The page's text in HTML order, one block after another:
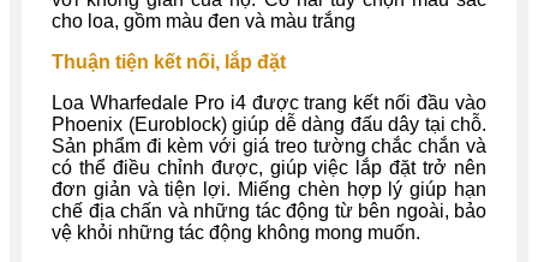
cho loa, gồm màu đen và màu trắng
Thuận tiện kết nối, lắp đặt
Loa Wharfedale Pro i4 được trang kết nối đầu vào
Phoenix (Euroblock) giúp dễ dàng đấu dây tại chỗ.
Sản phẩm đi kèm với giá treo tường chắc chắn và
có thể điều chỉnh được, giúp việc lắp đặt trở nên
đơn giản và tiện lợi. Miếng chèn hợp lý giúp hạn
chế địa chấn và những tác động từ bên ngoài, bảo
vệ khỏi những tác động không mong muốn.